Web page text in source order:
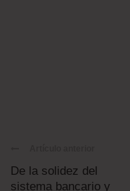
De la solidez del
sistema bancario y